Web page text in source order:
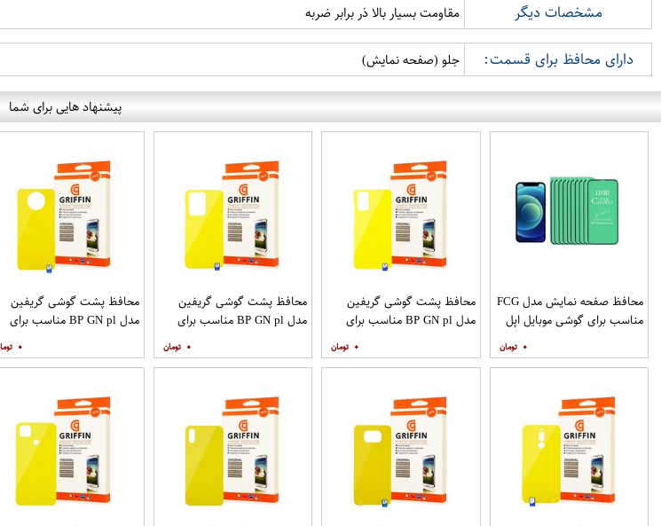
مشخصات دیگر مقاومت بسیار بالا ذر برابر ضربه
دارای محافظ برای قسمت: جلو (صفحه نمایش)
پیشنهاد هایی برای شما
محافظ صفحه نمایش مدل FCG
مناسب برای گوشی موبایل اپل
عددی
۰
محافظ پشت گوشی گریفین
مدل BP GN pl مناسب برای
Galaxy S20 Plus
۰
محافظ پشت گوشی گریفین
مدل BP GN pl مناسب برای
Galaxy S20 Ultra
۰
محافظ پشت گوشی گریفین
مدل BP GN pl مناسب برای
گوشی موبایل شیائومی Mi Note
9T
۰